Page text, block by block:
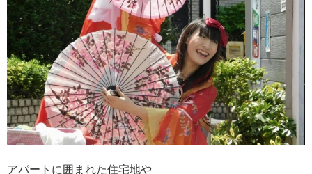
アパートに囲まれた住宅地や